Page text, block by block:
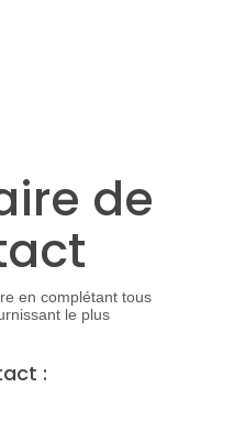
de
en complétant tous
le plus
: